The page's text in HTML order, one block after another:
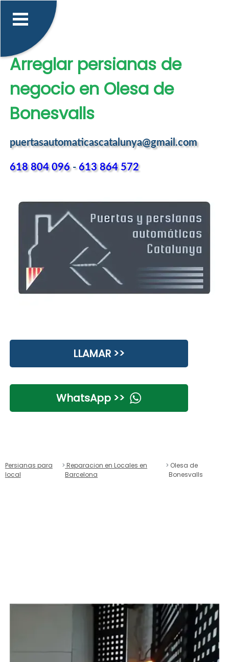
Arreglar persianas de
negocio en Olesa de
Bonesvalls
puertasautomaticascatalunya@gmail.com
618 804 096 -613 864 572
LLAMAR >>
WhatsApp >>
Persianas para
local
Reparacion en Locales en
Barcelona
Olesa de
Bonesvalls